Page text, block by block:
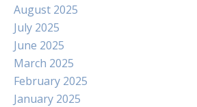
August 2025
July 2025
June 2025
March 2025
February 2025
January 2025